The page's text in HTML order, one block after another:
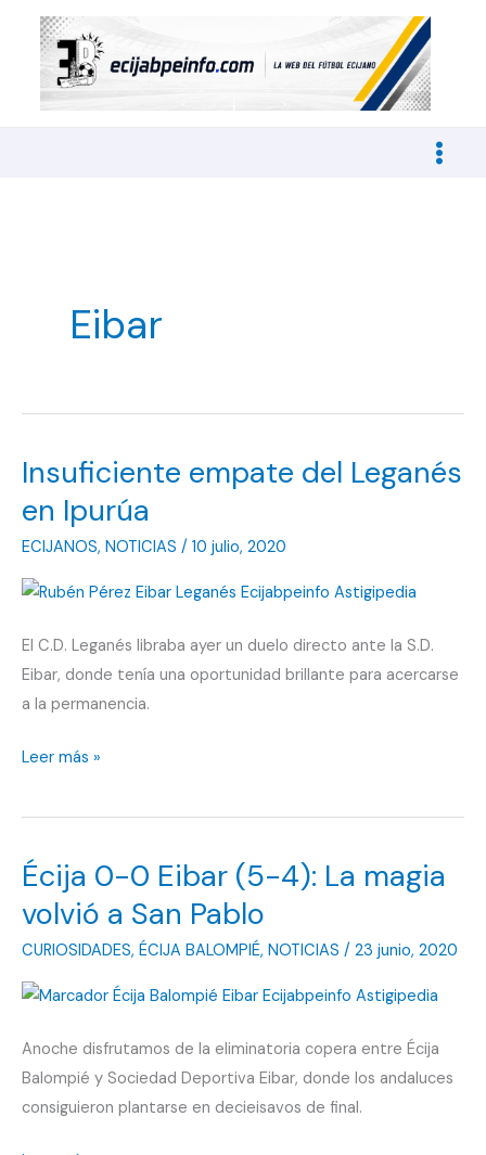
contenido
Eibar
Insuficiente empate del Leganés
en Ipurúa
ECIJANOS, NOTICIAS / 10 julio, 2020
El C.D. Leganés libraba ayer un duelo directo ante la S.D.
Eibar, donde tenía una oportunidad brillante para acercarse
a la permanencia.
Insuficiente
del
en
Ipurúa
Leer más »
Écija 0-0 Eibar (5-4): La magia
volvió a San Pablo
CURIOSIDADES, ÉCIJA BALOMPIÉ, NOTICIAS / 23 junio, 2020
Anoche disfrutamos de la eliminatoria copera entre Écija
Balompié y Sociedad Deportiva Eibar, donde los andaluces
consiguieron plantarse en decieisavos de final.